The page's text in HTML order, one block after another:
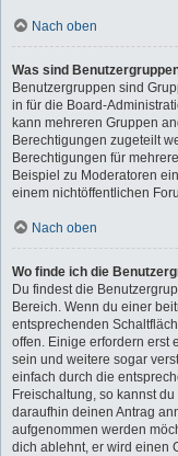
Nach oben
Was sind
Benutzergruppen sind
in für die Board-
kann mehreren Gruppen
Berechtigungen zugeteilt
Berechtigungen für
Beispiel zu Moderatoren
einem nichtöffentlichen
Nach oben
Wo finde ich die
Du findest die
Bereich. Wenn du einer
entsprechenden
offen. Einige erfordern erst
sein und weitere sogar
einfach durch die
Freischaltung, so kannst
daraufhin deinen Antrag
aufgenommen werden
dich ablehnt, er wird einen